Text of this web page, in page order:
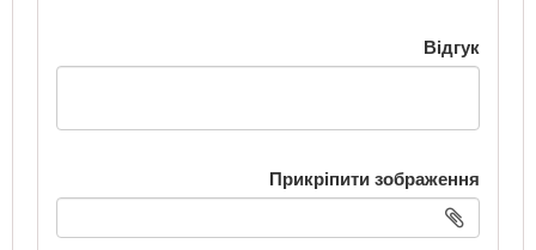
Відгук
Прикріпити зображення